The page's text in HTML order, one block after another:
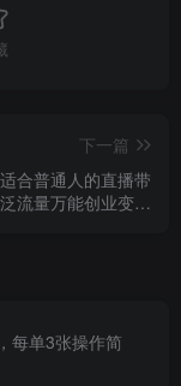
下一篇
合普通人的直播带
流量万能创业变现
每单3张操作简